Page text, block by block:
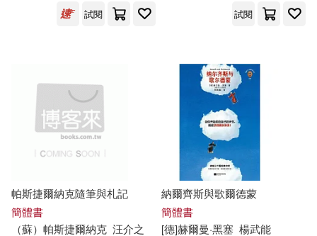
仔縞楽々(15)
付洪亮(14)
（德）埃里希·凱斯特納(14)
（日）田中芳樹(14)
(美)吉本斯(13) 南野海風(13)
BR Klassik(85) 時報出版(78)
人民交通出版社(77)
warner music(76)
試閱
試閱
帕斯捷爾納克隨筆與札記
簡體書
（蘇）帕斯捷爾納克 汪介之
納爾齊斯與歌爾德蒙
簡體書
[德]赫爾曼·黑塞 楊武能